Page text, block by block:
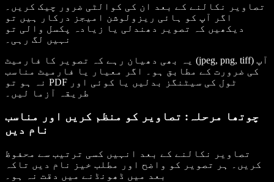
تصاویر نکالنے کے بعد ان کی کوالٹی ضرور چیک کریں۔
اگر آپ کو ہائی ریزولوشن امیجز درکار ہیں تو
دیکھیں کہ تصویر دھندلی یا زیادہ پکسل والی تو
نہیں لگ رہی۔
یہ بھی دھیان رہے کہ تصویر کا فارمیٹ (jpeg, png, tiff) آپ
کی ضرورت کے مطابق ہو۔ اگر معیار یا فارمیٹ مناسب
نہ ہو تو PDF ٹول کی سیٹنگز بدلیں یا کوئی اور
طریقہ آزما لیں۔
چوتھا مرحلہ: تصاویر کو منظم کریں اور مناسب
نام دیں
تصاویر نکالنے کے بعد انہیں کسی ترتیب سے محفوظ
کریں۔ ہر تصویر کو واضح اور مطلب خیز نام دیں تاکہ
بعد میں ڈھونڈنے میں دقت نہ ہو۔